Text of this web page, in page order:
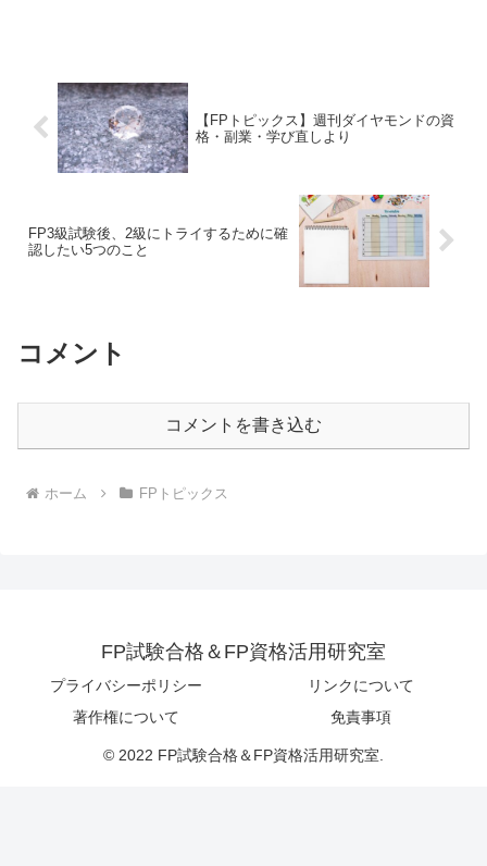
【FPトピックス】週刊ダイヤモンドの資
格・副業・学び直しより
FP3級試験後、2級にトライするために確
認したい5つのこと
コメント
コメントを書き込む
ホーム FPトピックス
FP試験合格＆FP資格活用研究室
プライバシーポリシー
リンクについて
著作権について
免責事項
© 2022 FP試験合格＆FP資格活用研究室.